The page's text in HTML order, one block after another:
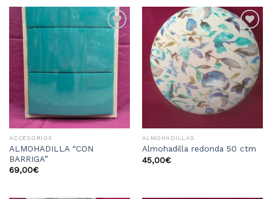
Añadir
a la
lista
deseos
ACCESORIOS
ALMOHADILLA “CON
BARRIGA”
69,00€
Añadir
a la
lista
de
deseos
ALMOHADILLAS
Almohadilla redonda 50 ctm
45,00€